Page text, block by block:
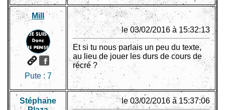
Mill
Pute : 7
le 03/02/2016 à 15:32:13
Et si tu nous parlais un peu du texte,
au lieu de jouer les durs de cours de
récré ?
Stéphane
le 03/02/2016 à 15:37:06